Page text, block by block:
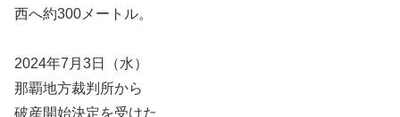
西へ約300メートル。
2024年7月3日（水）
那覇地方裁判所から
破産開始決定を受けた